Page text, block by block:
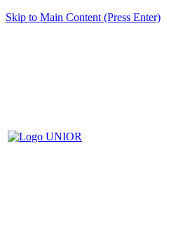
Skip to Main Content (Press Enter)